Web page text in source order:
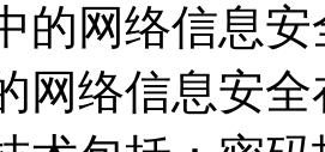
的网络信息安
网络信息安